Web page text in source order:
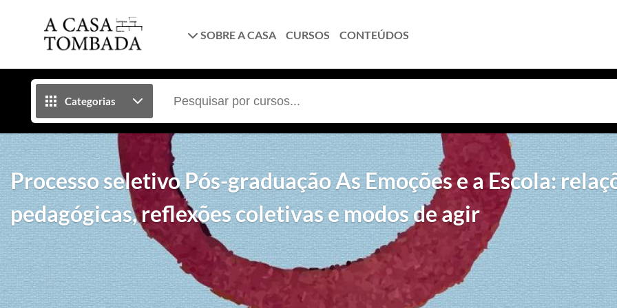
SOBRE A CASA CURSOS CONTEÚDOS
Categorias
Processo seletivo Pós-graduação As Emoções e a Escola:
pedagógicas, reflexões coletivas e modos de agir